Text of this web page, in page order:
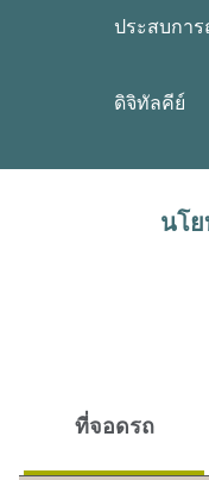
ประสบกา
ดิจิทัลคีย์
นโย
ที่จอดรถ